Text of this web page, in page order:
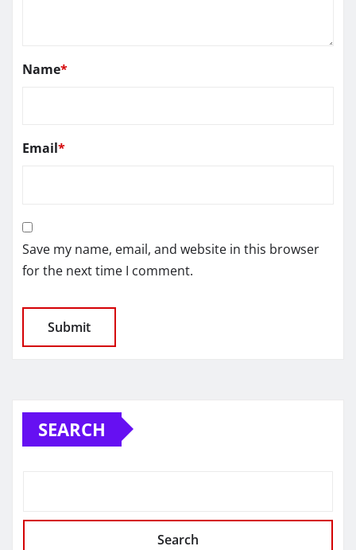
Name*
Email*
Save my name, email, and website in this browser
for the next time I comment.
SEARCH
Search